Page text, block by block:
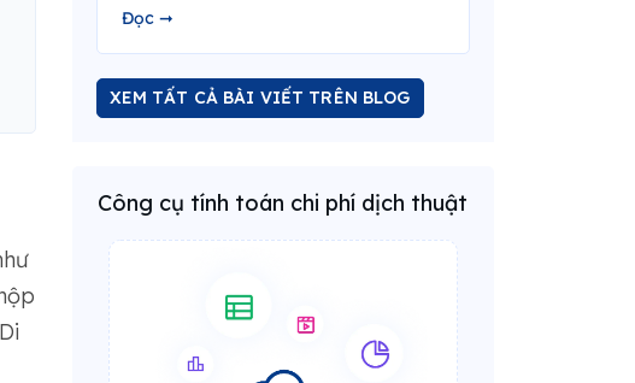
Đọc ➞
XEM TẤT CẢ BÀI VIẾT TRÊN BLOG
Công cụ tính toán chi phí dịch thuật